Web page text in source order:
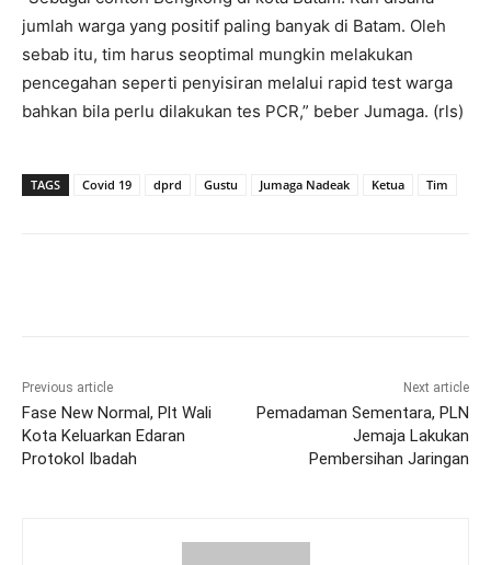
jumlah warga yang positif paling banyak di Batam. Oleh
sebab itu, tim harus seoptimal mungkin melakukan
pencegahan seperti penyisiran melalui rapid test warga
bahkan bila perlu dilakukan tes PCR,” beber Jumaga. (rls)
TAGS Covid 19 dprd Gustu Jumaga Nadeak Ketua Tim
Previous article
Fase New Normal, Plt Wali
Kota Keluarkan Edaran
Protokol Ibadah
Next article
Pemadaman Sementara, PLN
Jemaja Lakukan
Pembersihan Jaringan